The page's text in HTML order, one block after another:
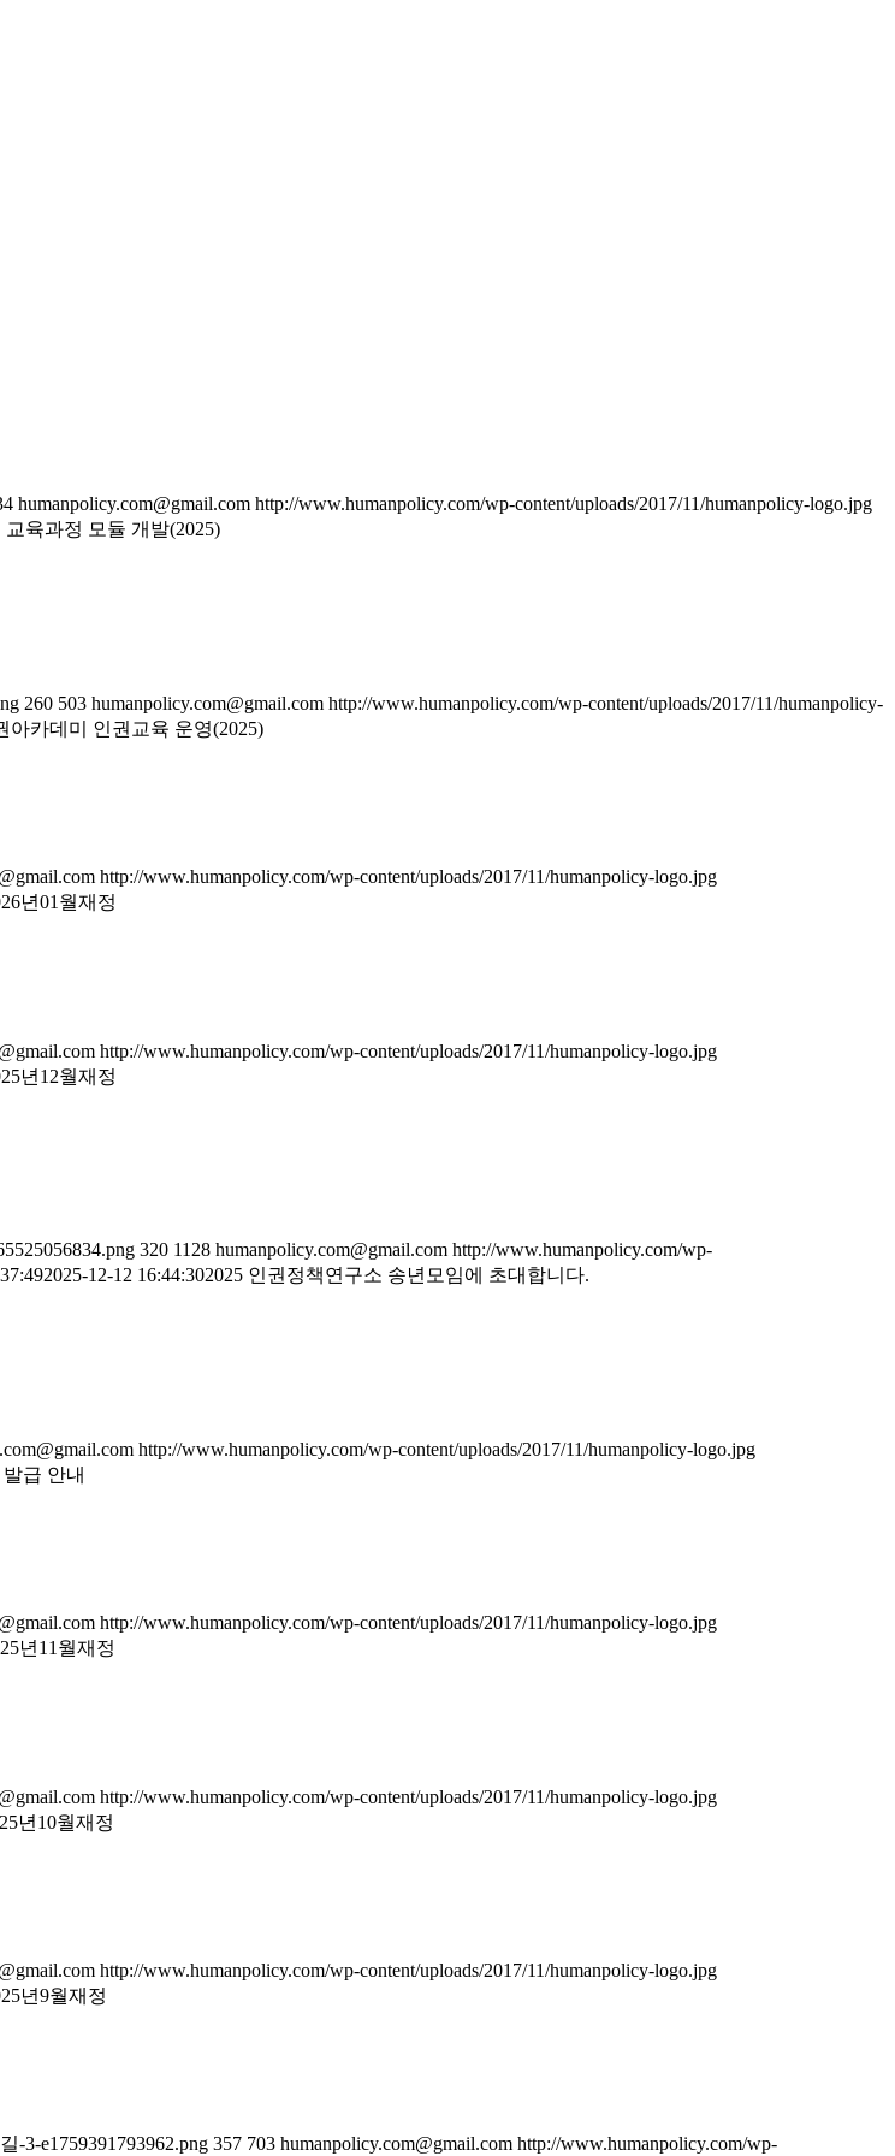
humanpolicy.com@gmail.com http://www.humanpolicy.com/wp-content/uploads/2017/11/humanpolicy-logo.jpg
육과정 모듈 개발(2025)
260 503 humanpolicy.com@gmail.com http://www.humanpolicy.com/wp-content/uploads/2017/11/humanpolicy-
아카데미 인권교육 운영(2025)
http://www.humanpolicy.com/wp-content/uploads/2017/11/humanpolicy-logo.jpg
년01월재정
http://www.humanpolicy.com/wp-content/uploads/2017/11/humanpolicy-logo.jpg
년12월재정
320 1128 humanpolicy.com@gmail.com http://www.humanpolicy.com/wp-
2025-12-12 16:44:302025 인권정책연구소 송년모임에 초대합니다.
http://www.humanpolicy.com/wp-content/uploads/2017/11/humanpolicy-logo.jpg
급 안내
http://www.humanpolicy.com/wp-content/uploads/2017/11/humanpolicy-logo.jpg
년11월재정
http://www.humanpolicy.com/wp-content/uploads/2017/11/humanpolicy-logo.jpg
년10월재정
http://www.humanpolicy.com/wp-content/uploads/2017/11/humanpolicy-logo.jpg
년9월재정
-3-e1759391793962.png 357 703 humanpolicy.com@gmail.com http://www.humanpolicy.com/wp-